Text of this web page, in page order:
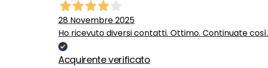
28 Novembre 2025
Ho ricevuto diversi contatti. Ottimo. Continuate così.
Acquirente verificato